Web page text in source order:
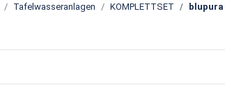
Tafelwasseranlagen KOMPLETTSET blupura